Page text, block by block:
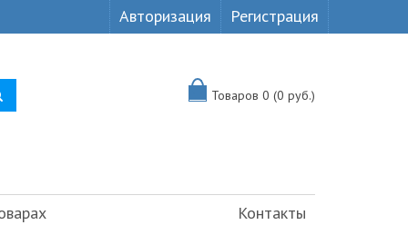
Авторизация Регистрация
Товаров 0 (0 руб.)
Контакты